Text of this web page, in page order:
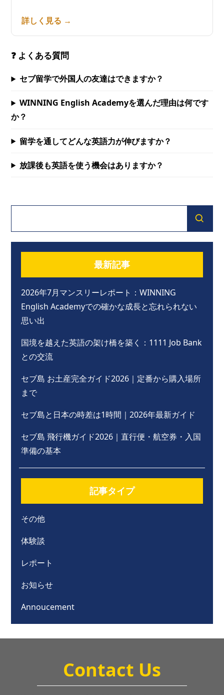
詳しく見る →
❓ よくある質問
セブ留学で外国人の友達はできますか？
WINNING English Academyを選んだ理由は何です
か？
留学を通してどんな英語力が伸びますか？
放課後も英語を使う機会はありますか？
最新記事
2026年7月マンスリーレポート：WINNING
English Academyでの確かな成長と忘れられない
思い出
国境を越えた英語の架け橋を築く：1111 Job Bank
との交流
セブ島 お土産完全ガイド2026｜定番から購入場所
まで
セブ島と日本の時差は1時間｜2026年最新ガイド
セブ島 飛行機ガイド2026｜直行便・航空券・入国
準備の基本
記事タイプ
その他
体験談
レポート
お知らせ
Annoucement
Contact Us